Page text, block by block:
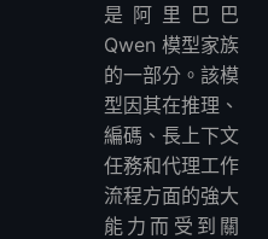
是阿里巴巴
Qwen 模型家族
的一部分。該模
型因其在推理、
編碼、長上下文
任務和代理工作
流程方面的強大
能力而受到關